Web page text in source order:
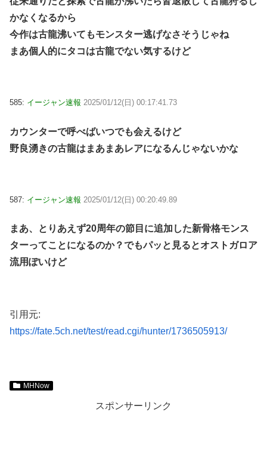
かなくなるから
今作は古龍沸いてもモンスター逃げなさそうじゃね
まあ個人的にタコは古龍でない気するけど
585: イージャン速報 2025/01/12(日) 00:17:41.73
カウンターで呼べばいつでも会えるけど
野良湧きの古龍はまあまあレアになるんじゃないかな
587: イージャン速報 2025/01/12(日) 00:20:49.89
まあ、とりあえず20周年の節目に追加した新骨格モンス
ターってことになるのか？でもパッと見るとオストガロア
流用ぽいけど
引用元:
https://fate.5ch.net/test/read.cgi/hunter/1736505913/
MHNow
スポンサーリンク